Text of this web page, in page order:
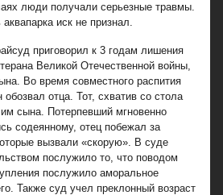
люди получали серьезные травмы.
иск не признал.
приговорил к 3 годам лишения
Великой Отечественной войны,
Во время совместного распития
отца. Тот, схватив со стола
сына. Потерпевший мгновенно
содеянному, отец побежал за
вызвали «скорую». В суде
послужило то, что поводом
послужило аморальное
Также суд учел преклонный возраст